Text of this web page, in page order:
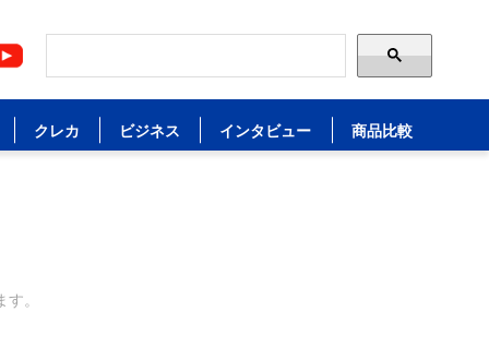
クレカ ビジネス インタビュー 商品比較
す。